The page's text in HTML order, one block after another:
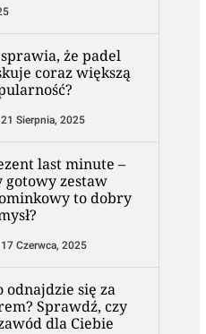
sprawia, że padel
coraz większą
21 Sierpnia, 2025
last minute –
gotowy zestaw
to dobry
17 Czerwca, 2025
odnajdzie się za
Sprawdź, czy
dla Ciebie